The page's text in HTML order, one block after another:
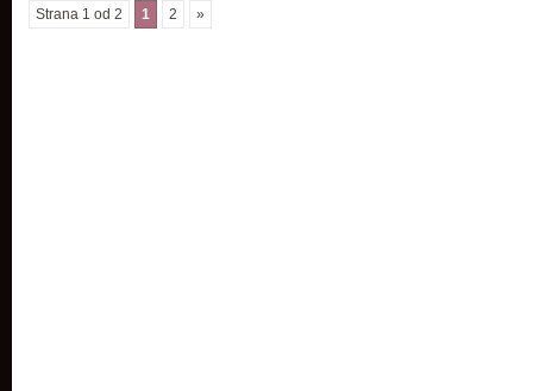
Strana 1 od 2 1 2 »